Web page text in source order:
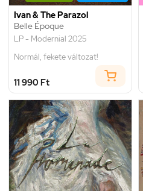
Ivan & The Parazol
Belle Époque
LP - Modernial 2025
Normál, fekete változat!
11 990 Ft